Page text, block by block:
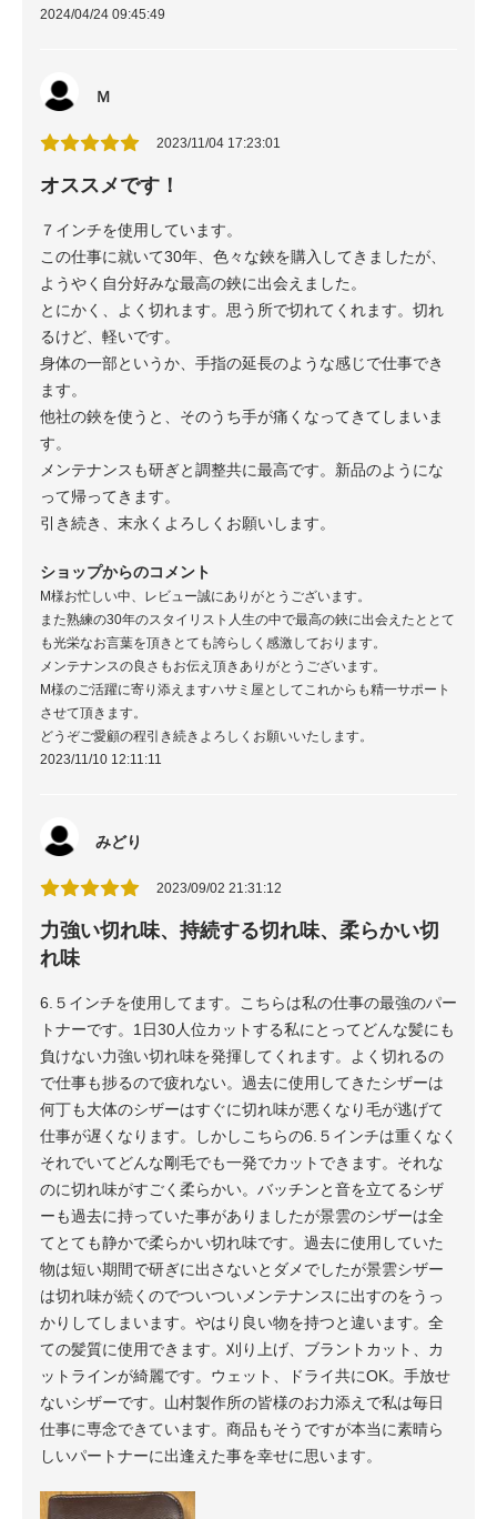
2024/04/24 09:45:49
Ｍ
2023/11/04 17:23:01
オススメです！
７インチを使用しています。
この仕事に就いて30年、色々な鋏を購入してきましたが、
ようやく自分好みな最高の鋏に出会えました。
とにかく、よく切れます。思う所で切れてくれます。切れ
るけど、軽いです。
身体の一部というか、手指の延長のような感じで仕事でき
ます。
他社の鋏を使うと、そのうち手が痛くなってきてしまいま
す。
メンテナンスも研ぎと調整共に最高です。新品のようにな
って帰ってきます。
引き続き、末永くよろしくお願いします。
ショップからのコメント
M様お忙しい中、レビュー誠にありがとうございます。
また熟練の30年のスタイリスト人生の中で最高の鋏に出会えたととて
も光栄なお言葉を頂きとても誇らしく感激しております。
メンテナンスの良さもお伝え頂きありがとうございます。
M様のご活躍に寄り添えますハサミ屋としてこれからも精一サポート
させて頂きます。
どうぞご愛顧の程引き続きよろしくお願いいたします。
2023/11/10 12:11:11
みどり
2023/09/02 21:31:12
力強い切れ味、持続する切れ味、柔らかい切
れ味
6.５インチを使用してます。こちらは私の仕事の最強のパー
トナーです。1日30人位カットする私にとってどんな髪にも
負けない力強い切れ味を発揮してくれます。よく切れるの
で仕事も捗るので疲れない。過去に使用してきたシザーは
何丁も大体のシザーはすぐに切れ味が悪くなり毛が逃げて
仕事が遅くなります。しかしこちらの6.５インチは重くなく
それでいてどんな剛毛でも一発でカットできます。それな
のに切れ味がすごく柔らかい。バッチンと音を立てるシザ
ーも過去に持っていた事がありましたが景雲のシザーは全
てとても静かで柔らかい切れ味です。過去に使用していた
物は短い期間で研ぎに出さないとダメでしたが景雲シザー
は切れ味が続くのでついついメンテナンスに出すのをうっ
かりしてしまいます。やはり良い物を持つと違います。全
ての髪質に使用できます。刈り上げ、ブラントカット、カ
ットラインが綺麗です。ウェット、ドライ共にOK。手放せ
ないシザーです。山村製作所の皆様のお力添えで私は毎日
仕事に専念できています。商品もそうですが本当に素晴ら
しいパートナーに出逢えた事を幸せに思います。